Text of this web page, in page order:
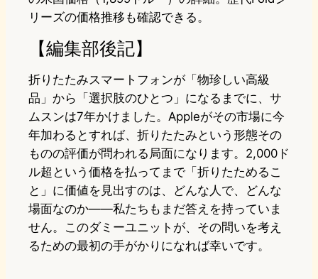
リーズの価格推移も確認できる。
【編集部後記】
折りたたみスマートフォンが「物珍しい高級
品」から「選択肢のひとつ」になるまでに、サ
ムスンは7年かけました。Appleがその市場に今
年加わるとすれば、折りたたみという形態その
ものの評価が問われる局面になります。2,000ド
ル超という価格を払ってまで「折りたためるこ
と」に価値を見出すのは、どんな人で、どんな
場面なのか——私たちもまだ答えを持っていま
せん。このダミーユニットが、その問いを考え
るための最初の手がかりになれば幸いです。